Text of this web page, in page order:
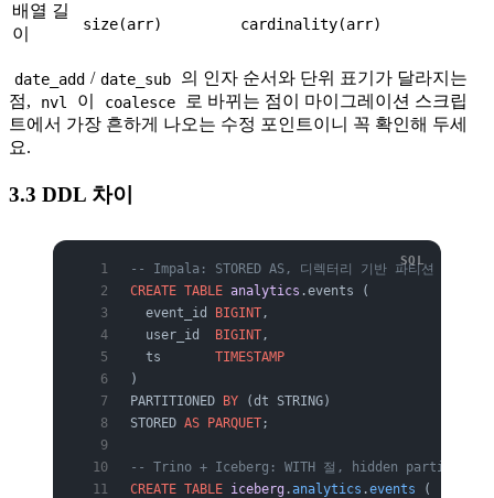
배열 길
이
size(arr) cardinality(arr)
date_add / date_sub
의 인자 순서와 단위 표기가 달라지는
점,
nvl 이 coalesce
로 바뀌는 점이 마이그레이션 스크립
트에서 가장 흔하게 나오는 수정 포인트이니 꼭 확인해 두세
요.
3.3 DDL 차이
-- Impala: STORED AS, 디렉터리 기반 파티션
CREATE TABLE analytics .events (
  event_id
BIGINT,
  user_id
BIGINT,
  ts
TIMESTAMP
)
PARTITIONED
BY (dt STRING)
STORED AS PARQUET;
-- Trino + Iceberg: WITH 절, hidden
CREATE TABLE iceberg .analytics .events (